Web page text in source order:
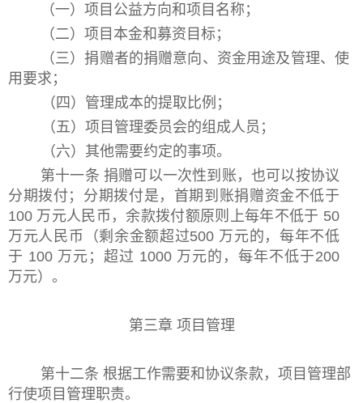
（一）项目公益方向和项目名称；
（二）项目本金和募资目标；
（三）捐赠者的捐赠意向、资金用途及管理、使
用要求；
（四）管理成本的提取比例；
（五）项目管理委员会的组成人员；
（六）其他需要约定的事项。
第十一条 捐赠可以一次性到账，也可以按协议
分期拨付；分期拨付是，首期到账捐赠资金不低于
100 万元人民币，余款拨付额原则上每年不低于 50
万元人民币（剩余金额超过500 万元的，每年不低
于 100 万元；超过 1000 万元的，每年不低于200
万元）。
第三章 项目管理
第十二条 根据工作需要和协议条款，项目管理部
行使项目管理职责。